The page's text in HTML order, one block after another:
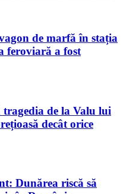
de marfă în stația
feroviară a fost
de la Valu lui
decât orice
Dunărea riscă să